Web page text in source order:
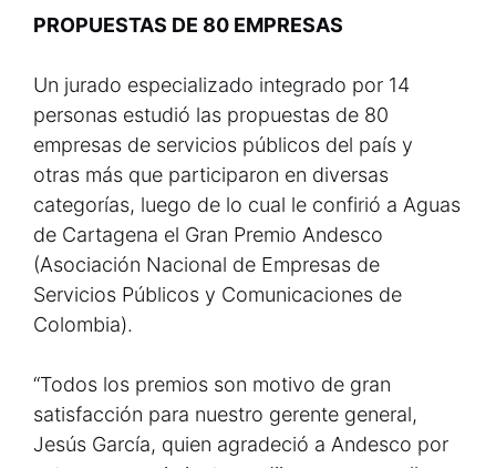
PROPUESTAS DE 80 EMPRESAS
Un jurado especializado integrado por 14
personas estudió las propuestas de 80
empresas de servicios públicos del país y
otras más que participaron en diversas
categorías, luego de lo cual le confirió a Aguas
de Cartagena el Gran Premio Andesco
(Asociación Nacional de Empresas de
Servicios Públicos y Comunicaciones de
Colombia).
“Todos los premios son motivo de gran
satisfacción para nuestro gerente general,
Jesús García, quien agradeció a Andesco por